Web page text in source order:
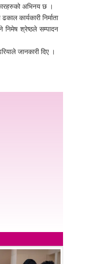
अभिनय छ ।
कार्यकारी निर्माता
निमेष श्रेष्ठले सम्पादन
जानकारी दिए ।